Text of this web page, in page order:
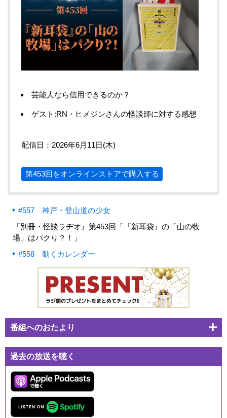
芸能人なら信用できるのか？
ゲスト:RN・ヒメジンさんの怪談師に対する感想
配信日：2026年6月11日(木)
第453回をオンラインストアで購入する
#557 神戸・登山道の少女
『別冊・怪談ラヂオ』第453回「『新耳袋』の「山の牧
場」はパクり？！」
#558 動くカレンダー
番組へのおたより
過去の放送を聴く